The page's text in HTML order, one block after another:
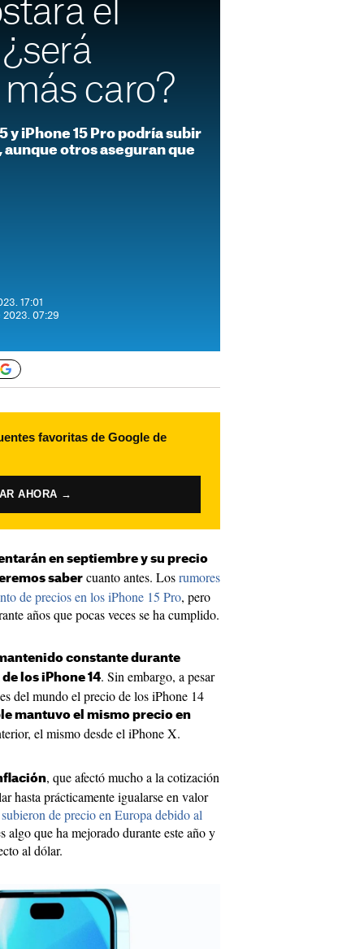
el
caro?
y iPhone 15 Pro podría subir
otros aseguran que
17:01
2023. 07:29
favoritas de Google de
AHORA →
en septiembre y su precio
saber cuanto antes. Losrumores
de precios en los iPhone 15 Pro, pero
años que pocas veces se ha cumplido.
constante durante
los iPhone 14. Sin embargo, a pesar
del mundo el precio de los iPhone 14
mantuvo el mismo precio en
el mismo desde el iPhone X.
, que afectó mucho a la cotización
hasta prácticamente igualarse en valor
de precio en Europa debido al
algo que ha mejorado durante este año y
al dólar.